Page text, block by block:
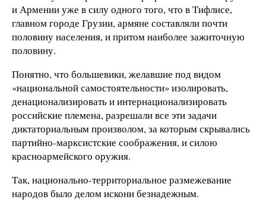
и Армении уже в силу одного того, что в Тифлисе,
главном городе Грузии, армяне составляли почти
половину населения, и притом наиболее зажиточную
половину.
Понятно, что большевики, желавшие под видом
«национальной самостоятельности» изолировать,
денационализировать и интернационализировать
российские племена, разрешали все эти задачи
диктаториальным произволом, за которым скрывались
партийно-марксистские соображения, и силою
красноармейского оружия.
Так, национально-территориальное размежевание
народов было делом искони безнадежным.